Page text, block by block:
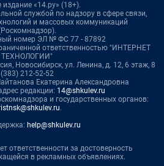
издание «14.ру» (18+).
службой по надзору в сфере связи,
и массовых коммуникаций
номер ЭЛ № ФС 77 - 87892
ответственностью "ИНТЕРНЕТ
ТЕХНОЛОГИИ"
Новосибирск, ул. Ленина, д. 12, 6 этаж, 8
(383) 212-52-52
Екатерина Александровна
редакции: 14@shkulev.ru
и государственных органов:
.
help@shkulev.ru
ответственности за достоверность
в рекламных объявлениях.